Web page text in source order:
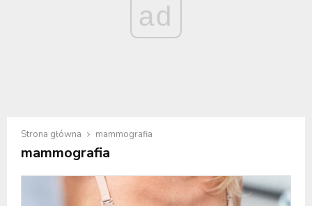
ad
Strona główna mammografia
mammografia